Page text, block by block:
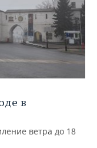
в
ветра до 18